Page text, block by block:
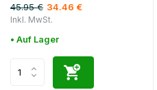
45.95 € 34.46 €
Inkl. MwSt.
• Auf Lager